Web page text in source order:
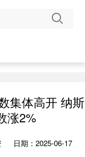
集体高开 纳斯
涨2%
日期：2025-06-17